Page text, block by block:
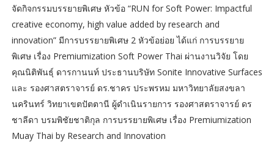
จัดกิจกรรมบรรยายพิเศษ หัวข้อ “RUN for Soft Power: Impactful
creative economy, high value added by research and
innovation” มีการบรรยายพิเศษ 2 หัวข้อย่อย ได้แก่ การบรรยาย
พิเศษ เรื่อง Premiumization Soft Power Thai ผ่านงานวิจัย โดย
คุณนิติพันธุ์ ดารกานนท์ ประธานบริษัท Sonite Innovative Surfaces
และ รองศาสตราจารย์ ดร.ชาคร ประพรหม มหาวิทยาลัยสงขลา
นครินทร์ วิทยาเขตปัตตานี ผู้ดำเนินรายการ รองศาสตราจารย์ ดร
ชาลีดา บรมพิชัยชาติกุล การบรรยายพิเศษ เรื่อง Premiumization
Muay Thai by Research and Innovation